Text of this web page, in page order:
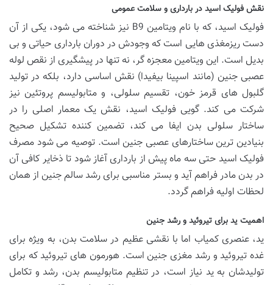
نقش فولیک اسید در بارداری و سلامت عمومی
فولیک اسید، که با نام ویتامین B9 نیز شناخته می شود، یکی از آن
دست ریزمغذی هایی است که وجودش در دوران بارداری حیاتی و بی
بدیل است. این ویتامین معجزه گر، نه تنها در پیشگیری از نقص لوله
عصبی جنین (مانند اسپینا بیفیدا) نقش اساسی دارد، بلکه در تولید
گلبول های قرمز خون، تقسیم سلولی، و متابولیسم پروتئین نیز
شرکت می کند. گویی فولیک اسید، نقش یک معمار اصلی را در
ساختار سلولی بدن ایفا می کند، تضمین کننده تشکیل صحیح
بنیادین ترین ساختارهای عصبی جنین است. توصیه می شود مصرف
فولیک اسید حتی سه ماه پیش از بارداری آغاز شود تا ذخایر کافی آن
در بدن مادر فراهم آید و بستر مناسبی برای رشد سالم جنین از همان
لحظات اولیه فراهم گردد.
اهمیت ید برای تیروئید و رشد جنین
ید، عنصری کمیاب اما با نقشی عظیم در سلامت بدن، به ویژه برای
غده تیروئید و رشد مغزی جنین است. هورمون های تیروئید که برای
تولیدشان به ید نیاز است، در تنظیم متابولیسم بدن، رشد و تکامل